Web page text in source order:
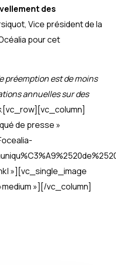
des
Vice président de la
pour cet
préemption est de moins
annuelles sur des
[vc_row][vc_column]
de presse »
»][vc_single_image
»][/vc_column]